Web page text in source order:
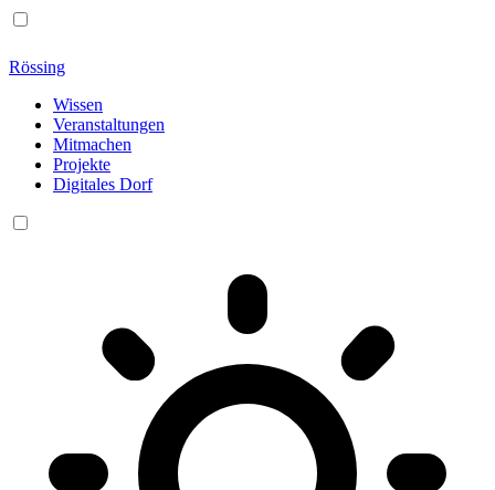
Rössing
Wissen
Veranstaltungen
Mitmachen
Projekte
Digitales Dorf